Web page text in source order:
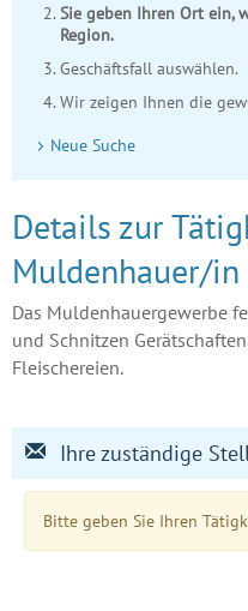
Sie geben Ihren Ort ein,
Region.
Geschäftsfall auswählen.
Wir zeigen Ihnen die
Neue Suche
Details zur
Muldenhauer/in
Das Muldenhauergewerbe
und Schnitzen
Fleischereien.
Ihre zuständige
Bitte geben Sie Ihren